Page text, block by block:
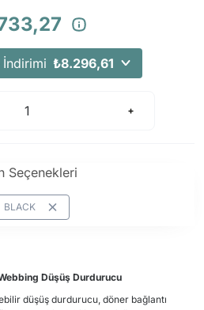
₺8.296,61
Seçenekleri
BLACK
Düşüş Durdurucu
düşüş durdurucu, döner bağlantı